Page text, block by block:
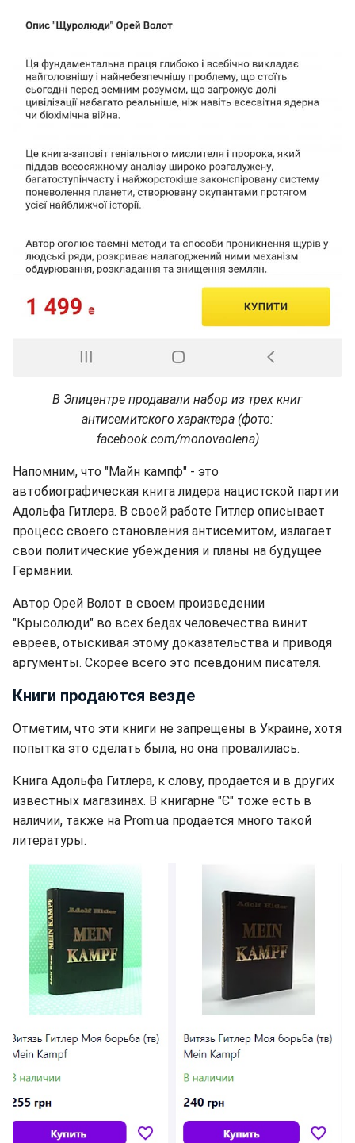
В Эпицентре продавали набор из трех книг
антисемитского характера (фото:
facebook.com/monovaolena)
Напомним, что "Майн кампф" - это
автобиографическая книга лидера нацистской партии
Адольфа Гитлера. В своей работе Гитлер описывает
процесс своего становления антисемитом, излагает
свои политические убеждения и планы на будущее
Германии.
Автор Орей Волот в своем произведении
"Крысолюди" во всех бедах человечества винит
евреев, отыскивая этому доказательства и приводя
аргументы. Скорее всего это псевдоним писателя.
Книги продаются везде
Отметим, что эти книги не запрещены в Украине, хотя
попытка это сделать была, но она провалилась.
Книга Адольфа Гитлера, к слову, продается и в других
известных магазинах. В книгарне "Є" тоже есть в
наличии, также на Prom.ua продается много такой
литературы.